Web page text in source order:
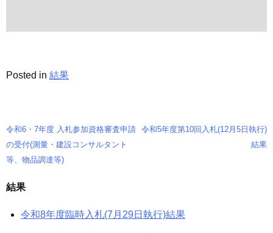
Posted in 結果
投
稿
令和6・7年度 入札参加資格審査申請
の受付(測量・建設コンサルタント
等、物品調達等)
令和5年度第10回入札(12月5日執行)
結果
結果
令和8年度臨時入札(7月29日執行)結果